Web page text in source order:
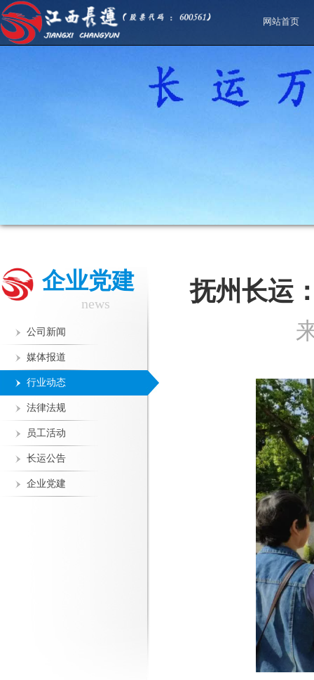
网站首页
企业党建
news
公司新闻
媒体报道
行业动态
法律法规
员工活动
长运公告
企业党建
抚州长运